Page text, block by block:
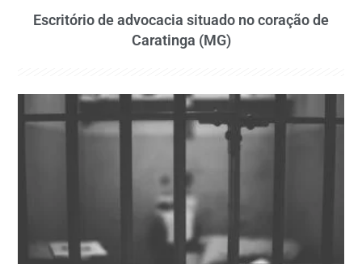
Escritório de advocacia situado no coração de
Caratinga (MG)